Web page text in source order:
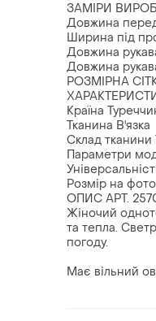
ЗАМІРИ
Довжина
Ширина під
Довжина
Довжина
РОЗМІРНА
Країна
Тканина В'язка
Склад тканини
Параметри
Розмір на
ОПИС АРТ.
Жіночий
та тепла.
погоду.
Має вільний